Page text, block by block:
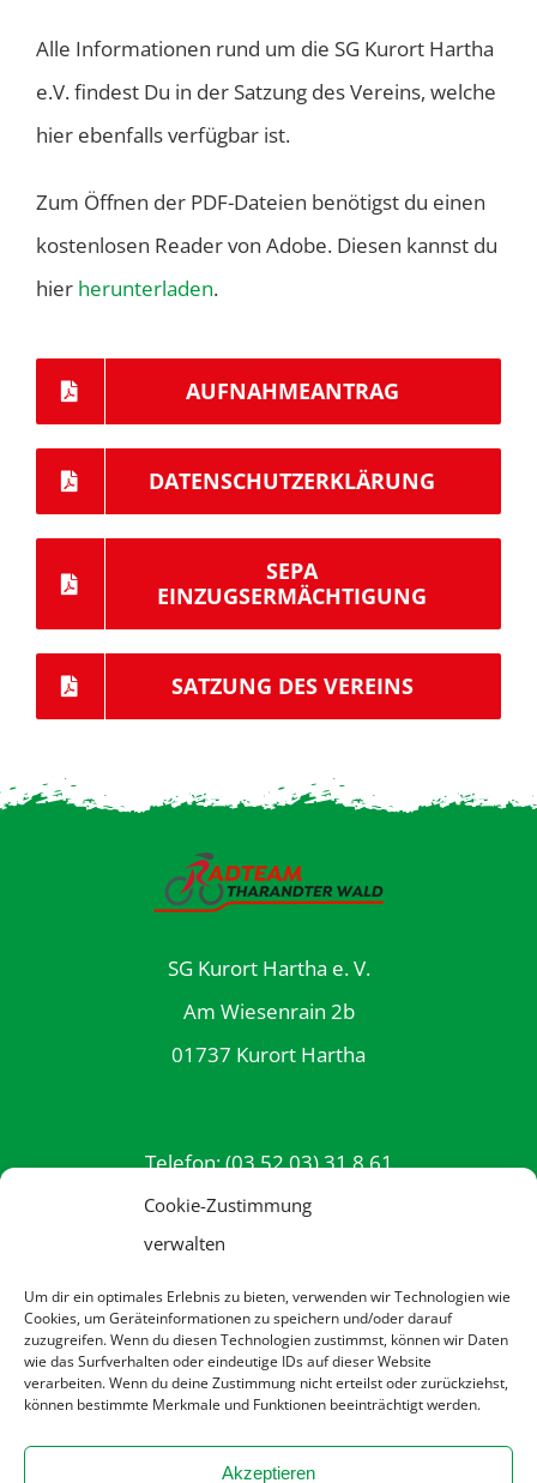
Cookie-Zustimmung
verwalten
Um dir ein optimales Erlebnis zu bieten, verwenden wir Technologien wie
Cookies, um Geräteinformationen zu speichern und/oder darauf
zuzugreifen. Wenn du diesen Technologien zustimmst, können wir Daten
wie das Surfverhalten oder eindeutige IDs auf dieser Website
verarbeiten. Wenn du deine Zustimmung nicht erteilst oder zurückziehst,
können bestimmte Merkmale und Funktionen beeinträchtigt werden.
Akzeptieren
Alle Informationen rund um die SG Kurort Hartha
e.V. findest Du in der Satzung des Vereins, welche
hier ebenfalls verfügbar ist.
Zum Öffnen der PDF-Dateien benötigst du einen
kostenlosen Reader von Adobe. Diesen kannst du
hier herunterladen.
AUFNAHMEANTRAG
DATENSCHUTZERKLÄRUNG
SEPA
EINZUGSERMÄCHTIGUNG
SATZUNG DES VEREINS
SG Kurort Hartha e. V.
Am Wiesenrain 2b
01737 Kurort Hartha
Telefon: (03 52 03) 31 8 61
E-Mail: info@rttw.de
Datenschutzerklärung
Impressum